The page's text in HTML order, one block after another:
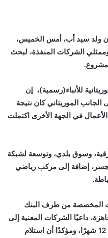
ولد سيد أب، أمس الخميس،
الشركات المنفذة، لبحث
للأنباء(رسمية)، إن
الموريتاني كان نتيجة
الأعمال في الجهة الأخرى اكتملت
وسوق بلدي، وتوسعة لشبكة
إضافة إلى مركب رياضي
المخصصة من طرف البنك
داعيًا الشركات المعنية إلى
الالتزام الصارم بإنهاء الأشغال خلال 12 شهرًا، ومؤكدًا أن استلام